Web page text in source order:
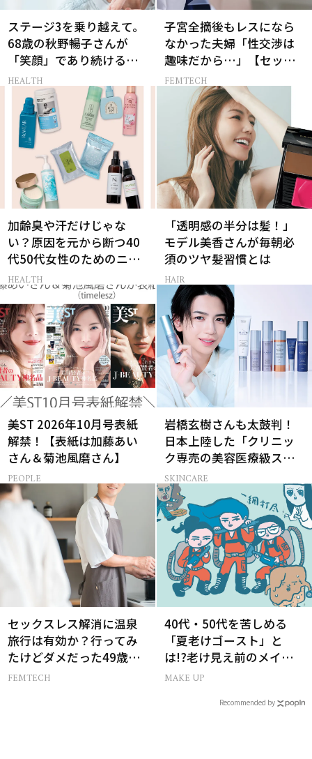
ステージ3を乗り越えて。
68歳の秋野暢子さんが
「笑顔」であり続ける理
由
HEALTH
子宮全摘後もレスになら
なかった夫婦「性交渉は
趣味だから…」【セック
スレス AND THE CITY -女
たちの告白-】
FEMTECH
加齢臭や汗だけじゃな
い？原因を元から断つ40
代50代女性のためのニオ
イケア
HEALTH
「透明感の半分は髪！」
モデル美香さんが毎朝必
須のツヤ髪習慣とは
HAIR
美ST 2026年10月号表紙
解禁！【表紙は加藤あい
さん＆菊池風磨さん】
PEOPLE
岩橋玄樹さんも太鼓判！
日本上陸した「クリニッ
ク専売の美容医療級スキ
ンケア」
SKINCARE
セックスレス解消に温泉
旅行は有効か？行ってみ
たけどダメだった49歳妻
の「思わぬ収穫」
FEMTECH
40代・50代を苦しめる
「夏老けゴースト」と
は!?老け見え前のメイク
くずれ＆くすみ対策
MAKE UP
Recommended by